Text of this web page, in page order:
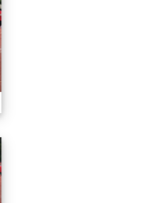
1091024運動會